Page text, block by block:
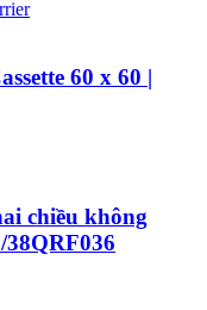
60 x 60 |
chiều không